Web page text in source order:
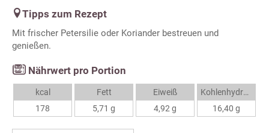
Tipps zum Rezept
Mit frischer Petersilie oder Koriander bestreuen und
genießen.
Nährwert pro Portion
kcal
178
Fett
5,71 g
Eiweiß
4,92 g
Kohlenhydrate
16,40 g